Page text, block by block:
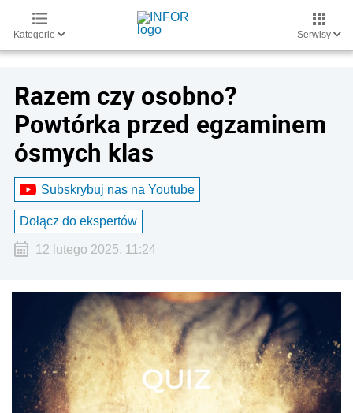
Kategorie Serwisy
Razem czy osobno?
Powtórka przed egzaminem
ósmych klas
Subskrybuj nas na Youtube
Dołącz do ekspertów
12 lutego 2025, 11:24